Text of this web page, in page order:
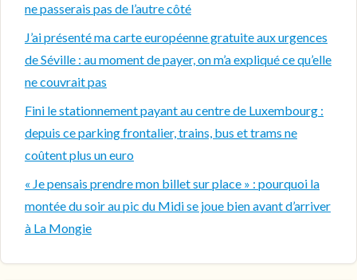
ne passerais pas de l’autre côté
J’ai présenté ma carte européenne gratuite aux urgences
de Séville : au moment de payer, on m’a expliqué ce qu’elle
ne couvrait pas
Fini le stationnement payant au centre de Luxembourg :
depuis ce parking frontalier, trains, bus et trams ne
coûtent plus un euro
« Je pensais prendre mon billet sur place » : pourquoi la
montée du soir au pic du Midi se joue bien avant d’arriver
à La Mongie